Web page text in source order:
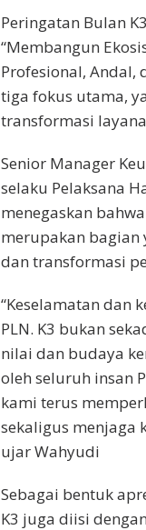
Peringatan Bulan
“Membangun
Profesional, Andal,
tiga fokus utama,
transformasi
Senior Manager
selaku Pelaksana
menegaskan
merupakan bagian
dan transformasi
“Keselamatan dan
PLN. K3 bukan
nilai dan budaya
oleh seluruh insan
kami terus
sekaligus menjaga
ujar Wahyudi
Sebagai bentuk
K3 juga diisi